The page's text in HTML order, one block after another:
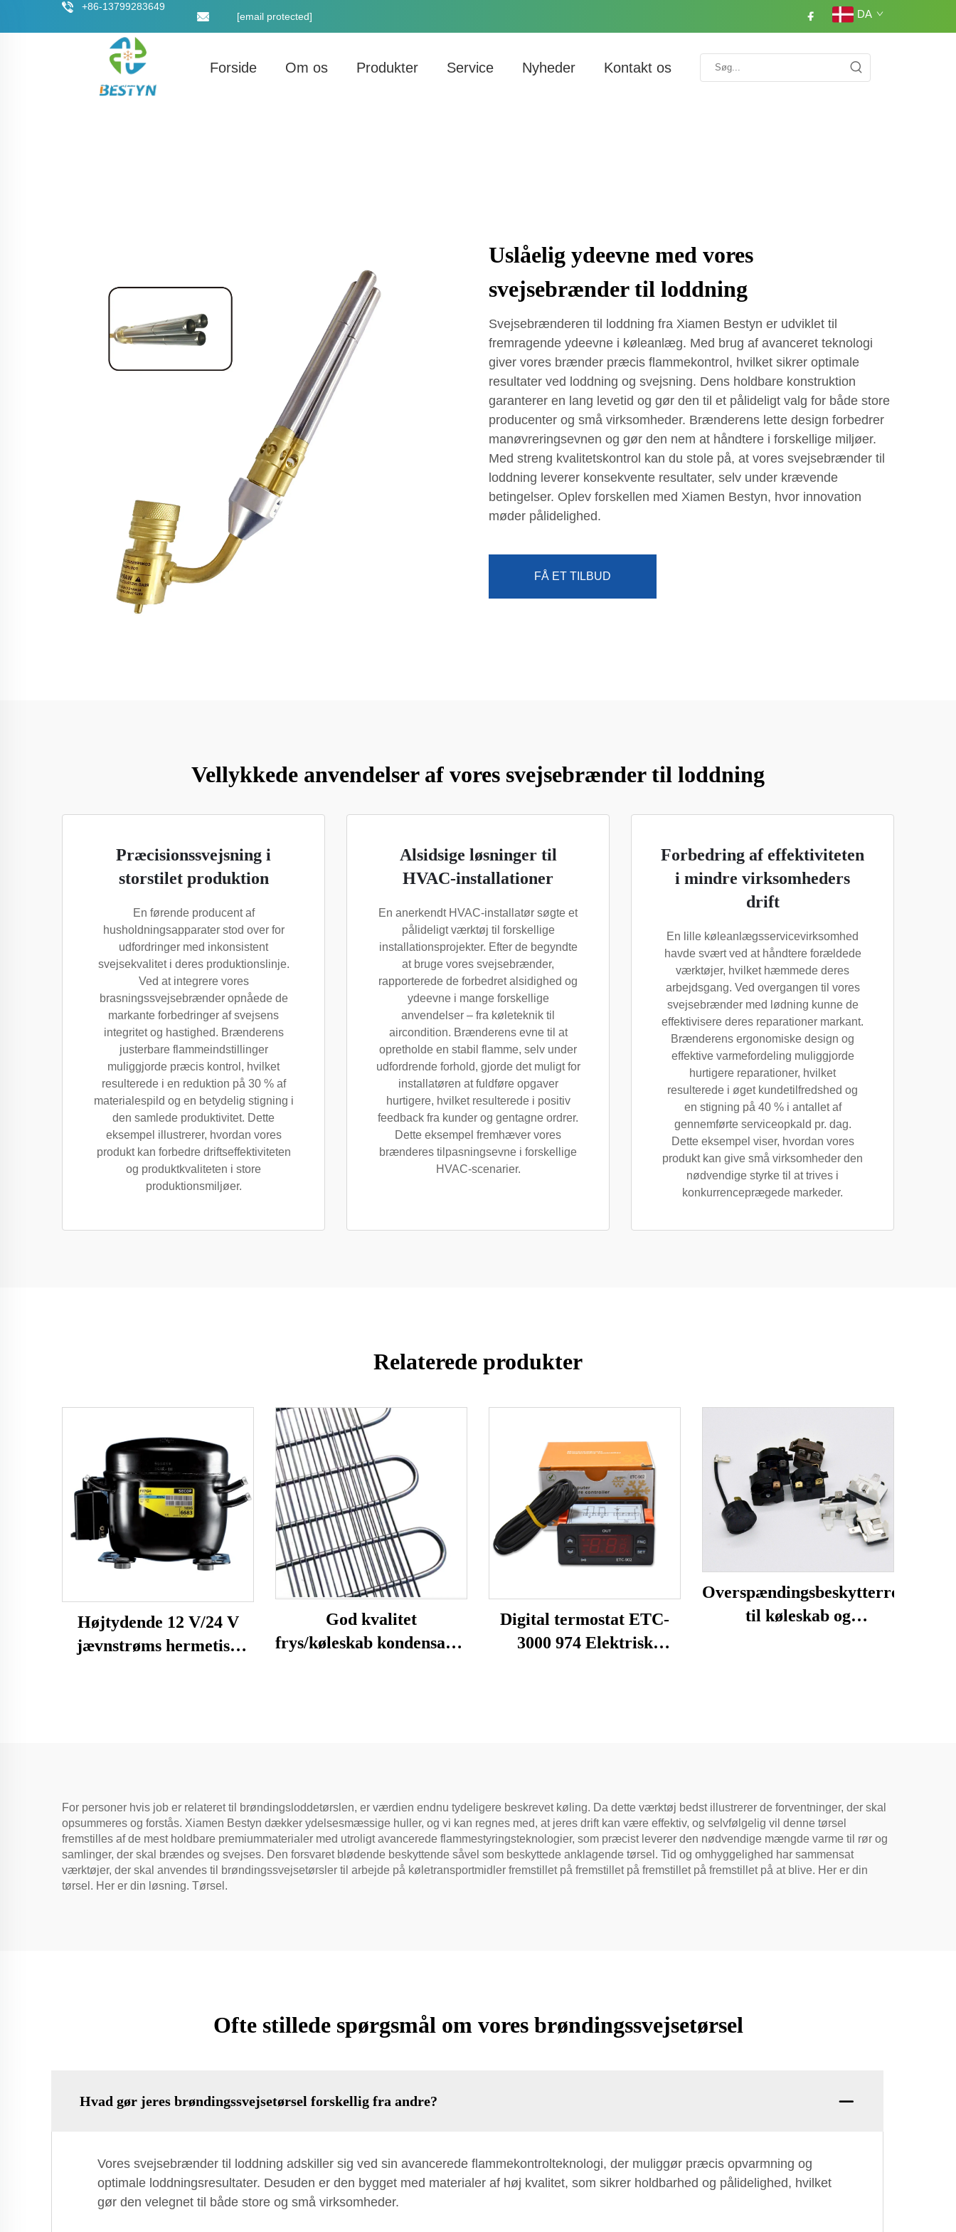
+86-13799283649
[email protected]
DA
Forside Om os Produkter Service Nyheder Kontakt os
Uslåelig ydeevne med vores
svejsebrænder til loddning
Svejsebrænderen til loddning fra Xiamen Bestyn er udviklet til
fremragende ydeevne i køleanlæg. Med brug af avanceret teknologi
giver vores brænder præcis flammekontrol, hvilket sikrer optimale
resultater ved loddning og svejsning. Dens holdbare konstruktion
garanterer en lang levetid og gør den til et pålideligt valg for både store
producenter og små virksomheder. Brænderens lette design forbedrer
manøvreringsevnen og gør den nem at håndtere i forskellige miljøer.
Med streng kvalitetskontrol kan du stole på, at vores svejsebrænder til
loddning leverer konsekvente resultater, selv under krævende
betingelser. Oplev forskellen med Xiamen Bestyn, hvor innovation
møder pålidelighed.
FÅ ET TILBUD
Vellykkede anvendelser af vores svejsebrænder til loddning
Præcisionssvejsning i
storstilet produktion
En førende producent af
husholdningsapparater stod over for
udfordringer med inkonsistent
svejsekvalitet i deres produktionslinje.
Ved at integrere vores
brasningssvejsebrænder opnåede de
markante forbedringer af svejsens
integritet og hastighed. Brænderens
justerbare flammeindstillinger
muliggjorde præcis kontrol, hvilket
resulterede i en reduktion på 30 % af
materialespild og en betydelig stigning i
den samlede produktivitet. Dette
eksempel illustrerer, hvordan vores
produkt kan forbedre driftseffektiviteten
og produktkvaliteten i store
produktionsmiljøer.
Alsidsige løsninger til
HVAC-installationer
En anerkendt HVAC-installatør søgte et
pålideligt værktøj til forskellige
installationsprojekter. Efter de begyndte
at bruge vores svejsebrænder,
rapporterede de forbedret alsidighed og
ydeevne i mange forskellige
anvendelser – fra køleteknik til
aircondition. Brænderens evne til at
opretholde en stabil flamme, selv under
udfordrende forhold, gjorde det muligt for
installatøren at fuldføre opgaver
hurtigere, hvilket resulterede i positiv
feedback fra kunder og gentagne ordrer.
Dette eksempel fremhæver vores
brænderes tilpasningsevne i forskellige
HVAC-scenarier.
Forbedring af effektiviteten
i mindre virksomheders
drift
En lille køleanlægsservicevirksomhed
havde svært ved at håndtere forældede
værktøjer, hvilket hæmmede deres
arbejdsgang. Ved overgangen til vores
svejsebrænder med lødning kunne de
effektivisere deres reparationer markant.
Brænderens ergonomiske design og
effektive varmefordeling muliggjorde
hurtigere reparationer, hvilket
resulterede i øget kundetilfredshed og
en stigning på 40 % i antallet af
gennemførte serviceopkald pr. dag.
Dette eksempel viser, hvordan vores
produkt kan give små virksomheder den
nødvendige styrke til at trives i
konkurrenceprægede markeder.
Relaterede produkter
Højtydende 12 V/24 V
jævnstrøms hermetisk
God kvalitet
frys/køleskab kondensator
Digital termostat ETC-
3000 974 Elektrisk
Overspændingsbeskytterrelæ
til køleskab og
For personer hvis job er relateret til brøndingsloddetørslen, er værdien endnu tydeligere beskrevet køling. Da dette værktøj bedst illustrerer de forventninger, der skal
opsummeres og forstås. Xiamen Bestyn dækker ydelsesmæssige huller, og vi kan regnes med, at jeres drift kan være effektiv, og selvfølgelig vil denne tørsel
fremstilles af de mest holdbare premiummaterialer med utroligt avancerede flammestyringsteknologier, som præcist leverer den nødvendige mængde varme til rør og
samlinger, der skal brændes og svejses. Den forsvaret blødende beskyttende såvel som beskyttede anklagende tørsel. Tid og omhyggelighed har sammensat
værktøjer, der skal anvendes til brøndingssvejsetørsler til arbejde på køletransportmidler fremstillet på fremstillet på fremstillet på fremstillet på at blive. Her er din
tørsel. Her er din løsning. Tørsel.
Ofte stillede spørgsmål om vores brøndingssvejsetørsel
Hvad gør jeres brøndingssvejsetørsel forskellig fra andre?
Vores svejsebrænder til loddning adskiller sig ved sin avancerede flammekontrolteknologi, der muliggør præcis opvarmning og
optimale loddningsresultater. Desuden er den bygget med materialer af høj kvalitet, som sikrer holdbarhed og pålidelighed, hvilket
gør den velegnet til både store og små virksomheder.